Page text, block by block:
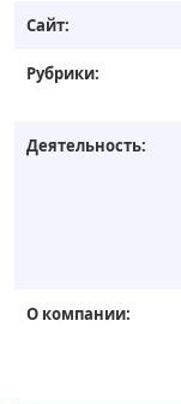
Сайт:
Рубрики:
Деятельность:
О компании: